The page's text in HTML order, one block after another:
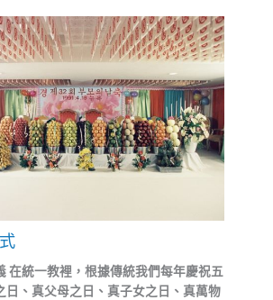
在統一教裡，根據傳統我們每年慶祝五
、真父母之日、真子女之日、真萬物